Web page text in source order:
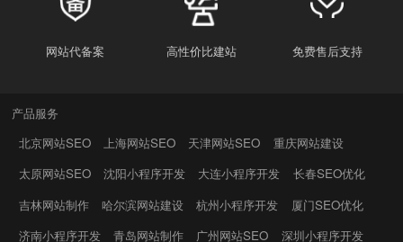
网站代备案 高性价比建站 免费售后支持
产品服务
北京网站SEO
上海网站SEO 天津网站SEO
重庆网站建设
太原网站SEO
沈阳小程序开发 大连小程序开发
长春SEO优化
吉林网站制作
哈尔滨网站建设 杭州小程序开发
厦门SEO优化
济南小程序开发
青岛网站制作 广州网站SEO
深圳小程序开发